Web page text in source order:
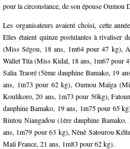
pour la circonstance, de son épouse Oumou
Les organisateurs avaient choisi, cette
Elles étaient quinze postulantes à rivaliser
(Miss Ségou, 18 ans, 1m64 pour 47 kg),
Wallet Tita (Miss Kidal, 18 ans, 1m67 pour
Salia Traoré (5ème dauphine Bamako, 19
ans, 1m73 pour 62 kg), Oumou Maïga
Koulikoro, 20 ans, 1m73 pour 50kg),
dauphine Bamako, 19 ans, 1m75 pour 65
Bintou Niangadou (1ère dauphine
ans, 1m79 pour 63 kg), Nènè Satourou
Mali France, 21 ans, 1m83 pour 62 kg).